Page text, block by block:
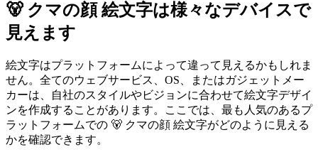
🐻 クマの顔 絵文字は様々なデバイスで
見えます
絵文字はプラットフォームによって違って見えるかもしれま
せん。全てのウェブサービス、OS、またはガジェットメー
カーは、自社のスタイルやビジョンに合わせて絵文字デザイ
ンを作成することがあります。ここでは、最も人気のあるプ
ラットフォームでの 🐻 クマの顔 絵文字がどのように見える
かを確認できます。